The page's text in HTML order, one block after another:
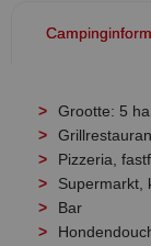
Grootte: 5 ha
Pizzeria,
Supermarkt,
Bar